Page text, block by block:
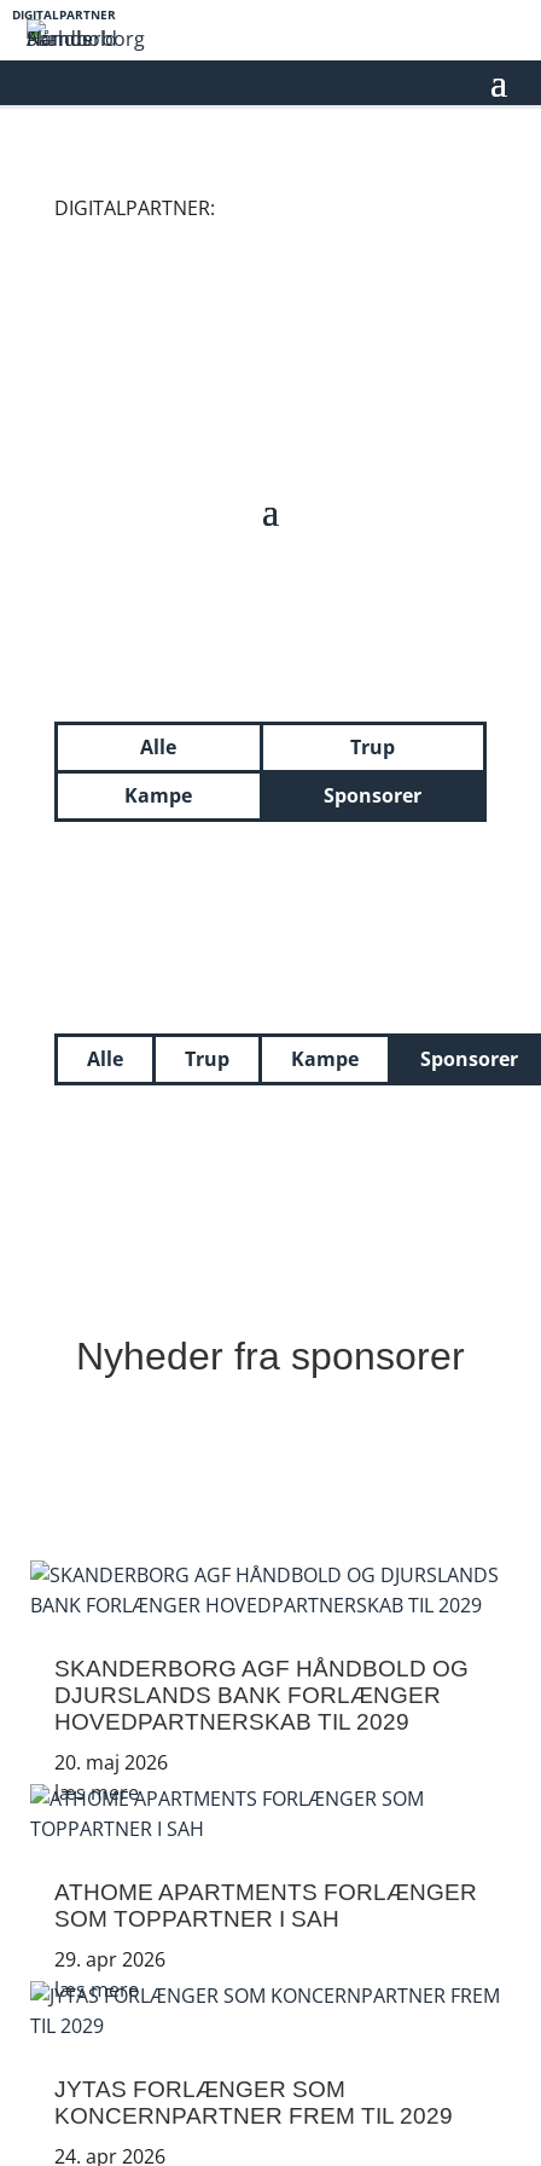
DIGITALPARTNER
DIGITALPARTNER:
Alle
Trup
Kampe
Sponsorer
Alle Trup Kampe Sponsorer
Nyheder fra sponsorer
SKANDERBORG AGF HÅNDBOLD OG
DJURSLANDS BANK FORLÆNGER
HOVEDPARTNERSKAB TIL 2029
20. maj 2026
læs mere
ATHOME APARTMENTS FORLÆNGER
SOM TOPPARTNER I SAH
29. apr 2026
læs mere
JYTAS FORLÆNGER SOM
KONCERNPARTNER FREM TIL 2029
24. apr 2026